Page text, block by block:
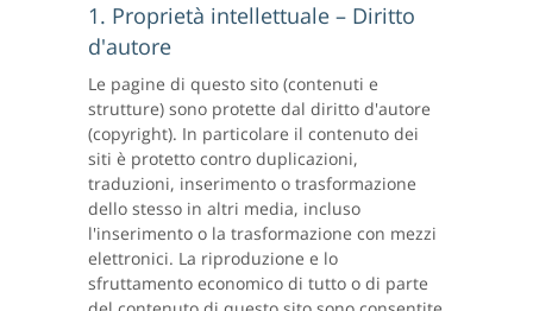
1. Proprietà intellettuale – Diritto
d'autore
Le pagine di questo sito (contenuti e
strutture) sono protette dal diritto d'autore
(copyright). In particolare il contenuto dei
siti è protetto contro duplicazioni,
traduzioni, inserimento o trasformazione
dello stesso in altri media, incluso
l'inserimento o la trasformazione con mezzi
elettronici. La riproduzione e lo
sfruttamento economico di tutto o di parte